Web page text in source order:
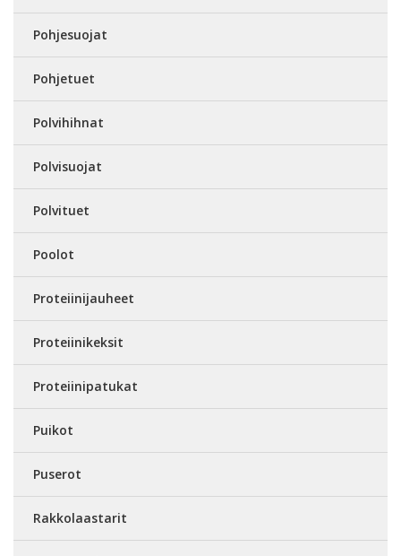
Pohjesuojat
Pohjetuet
Polvihihnat
Polvisuojat
Polvituet
Poolot
Proteiinijauheet
Proteiinikeksit
Proteiinipatukat
Puikot
Puserot
Rakkolaastarit